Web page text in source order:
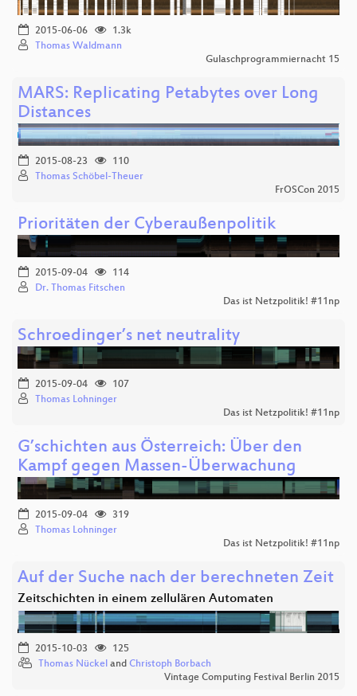
2015-06-06
1.3k
Thomas Waldmann
Gulaschprogrammiernacht 15
MARS: Replicating Petabytes over Long
Distances
2015-08-23
110
Thomas Schöbel-Theuer
FrOSCon 2015
Prioritäten der Cyberaußenpolitik
2015-09-04
114
Dr. Thomas Fitschen
Das ist Netzpolitik! #11np
Schroedinger’s net neutrality
2015-09-04
107
Thomas Lohninger
Das ist Netzpolitik! #11np
G’schichten aus Österreich: Über den
Kampf gegen Massen-Überwachung
2015-09-04
319
Thomas Lohninger
Das ist Netzpolitik! #11np
Auf der Suche nach der berechneten Zeit
Zeitschichten in einem zellulären Automaten
2015-10-03
125
Thomas Nückel and Christoph Borbach
Vintage Computing Festival Berlin 2015